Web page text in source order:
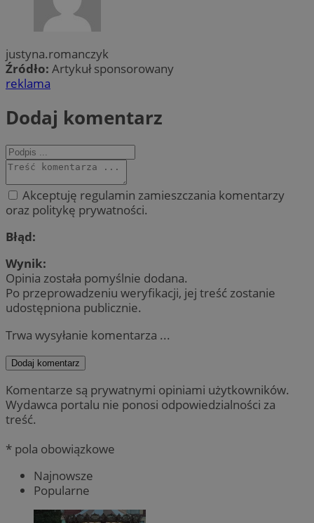
justyna.romanczyk
Źródło: Artykuł sponsorowany
reklama
Dodaj komentarz
Akceptuję regulamin zamieszczania komentarzy
oraz politykę prywatności.
Błąd:
Wynik:
Opinia została pomyślnie dodana.
Po przeprowadzeniu weryfikacji, jej treść zostanie
udostępniona publicznie.
Trwa wysyłanie komentarza ...
Dodaj komentarz
Komentarze są prywatnymi opiniami użytkowników.
Wydawca portalu nie ponosi odpowiedzialności za
treść.
* pola obowiązkowe
Najnowsze
Popularne